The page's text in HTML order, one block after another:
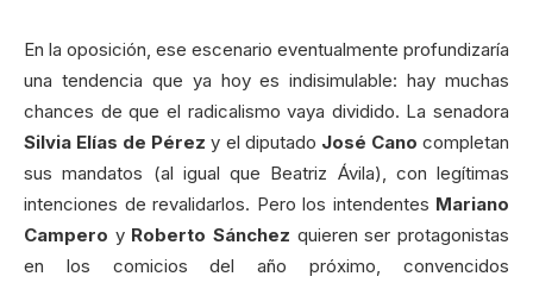
En la oposición, ese escenario eventualmente profundizaría
una tendencia que ya hoy es indisimulable: hay muchas
chances de que el radicalismo vaya dividido. La senadora
Silvia Elías de Pérez y el diputado José Cano completan
sus mandatos (al igual que Beatriz Ávila), con legítimas
intenciones de revalidarlos. Pero los intendentes Mariano
Campero y Roberto Sánchez quieren ser protagonistas
en los comicios del año próximo, convencidos